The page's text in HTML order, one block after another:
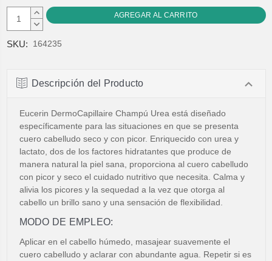
AUMENTAR
CANTIDAD:
DISMINUIR
SKU: 164235
Descripción del Producto
Eucerin DermoCapillaire Champú Urea está diseñado
específicamente para las situaciones en que se presenta
cuero cabelludo seco y con picor. Enriquecido con urea y
lactato, dos de los factores hidratantes que produce de
manera natural la piel sana, proporciona al cuero cabelludo
con picor y seco el cuidado nutritivo que necesita. Calma y
alivia los picores y la sequedad a la vez que otorga al
cabello un brillo sano y una sensación de flexibilidad.
MODO DE EMPLEO:
Aplicar en el cabello húmedo, masajear suavemente el
cuero cabelludo y aclarar con abundante agua. Repetir si es